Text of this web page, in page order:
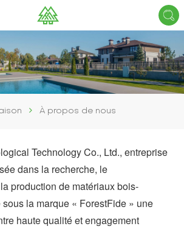
À propos de nous
Technology Co., Ltd., entreprise
dans la recherche, le
production de matériaux bois-
la marque « ForestFide » une
haute qualité et engagement